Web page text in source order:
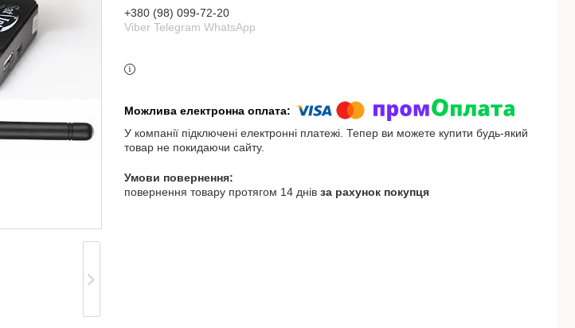
+380 (98) 099-72-20
Viber Telegram WhatsApp
У компанії підключені електронні платежі. Тепер ви можете купити будь-який
товар не покидаючи сайту.
повернення товару протягом 14 днів за рахунок покупця